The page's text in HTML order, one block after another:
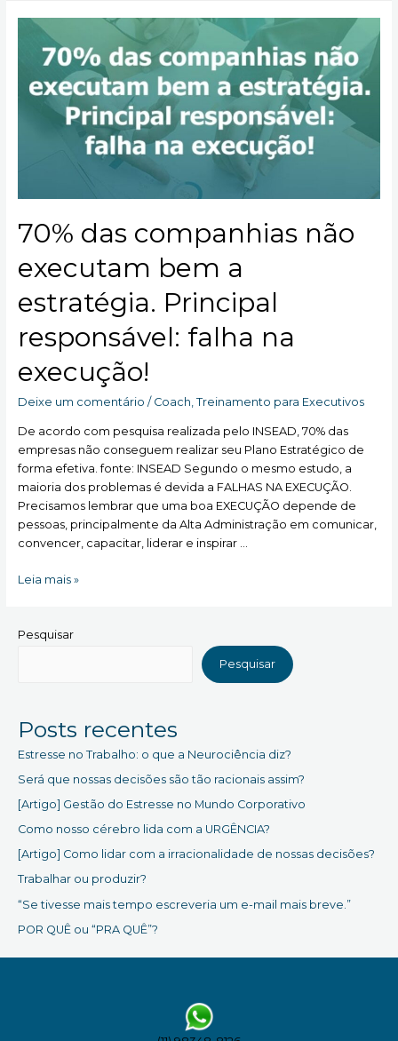
difíceis
mundo
70% das companhias não
executam bem a
estratégia. Principal
responsável: falha na
execução!
Deixe um comentário / Coach, Treinamento para Executivos
De acordo com pesquisa realizada pelo INSEAD, 70% das
empresas não conseguem realizar seu Plano Estratégico de
forma efetiva. fonte: INSEAD Segundo o mesmo estudo, a
maioria dos problemas é devida a FALHAS NA EXECUÇÃO.
Precisamos lembrar que uma boa EXECUÇÃO depende de
pessoas, principalmente da Alta Administração em comunicar,
convencer, capacitar, liderar e inspirar …
70%
não
Principal
na
execução!
Leia mais »
Pesquisar
Pesquisar
Posts recentes
Estresse no Trabalho: o que a Neurociência diz?
Será que nossas decisões são tão racionais assim?
[Artigo] Gestão do Estresse no Mundo Corporativo
Como nosso cérebro lida com a URGÊNCIA?
[Artigo] Como lidar com a irracionalidade de nossas decisões?
Trabalhar ou produzir?
“Se tivesse mais tempo escreveria um e-mail mais breve.”
POR QUÊ ou “PRA QUÊ”?